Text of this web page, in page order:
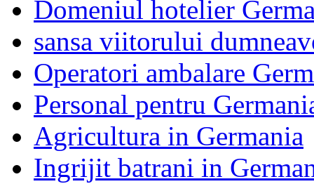
Domeniul hotelier
sansa viitorului
Operatori ambalare
Personal pentru
Agricultura in Germania
Ingrijit batrani in